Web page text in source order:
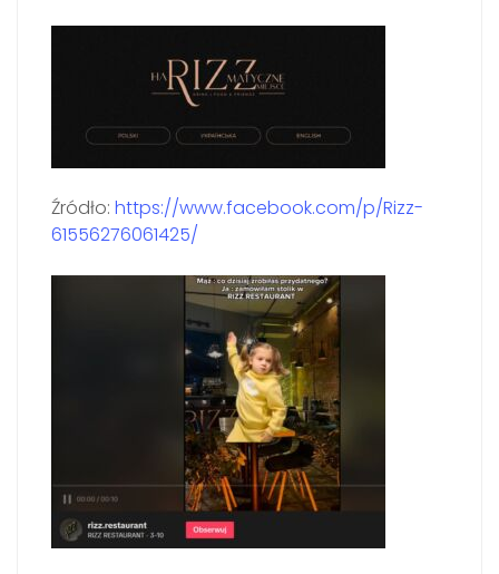
Źródło: https://www.facebook.com/p/Rizz-
61556276061425/